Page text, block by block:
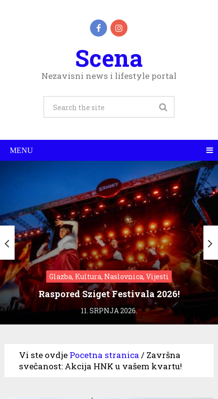
Scena
Nezavisni news i lifestyle portal
MENU
Glazba, Kultura, Naslovnica, Vijesti
Raspored Sziget Festivala 2026!
11. SRPNJA 2026.
Vi ste ovdje Pocetna stranica / Završna
svečanost: Akcija HNK u vašem kvartu!